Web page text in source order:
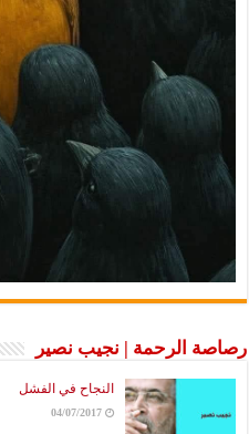
رصاصة الرحمة | نجيب نصير
النجاح في الفشل
04/07/2017